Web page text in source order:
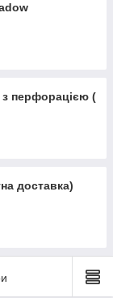
перфорацією (
доставка)